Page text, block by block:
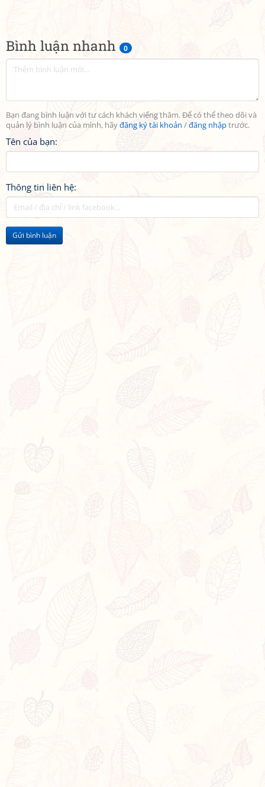
Bình luận nhanh 0
Bạn đang bình luận với tư cách khách viếng thăm. Để có thể theo dõi và
quản lý bình luận của mình, hãyđăng ký tài khoản /đăng nhậptrước.
Tên của bạn:
Thông tin liên hệ:
Gửi bình luận